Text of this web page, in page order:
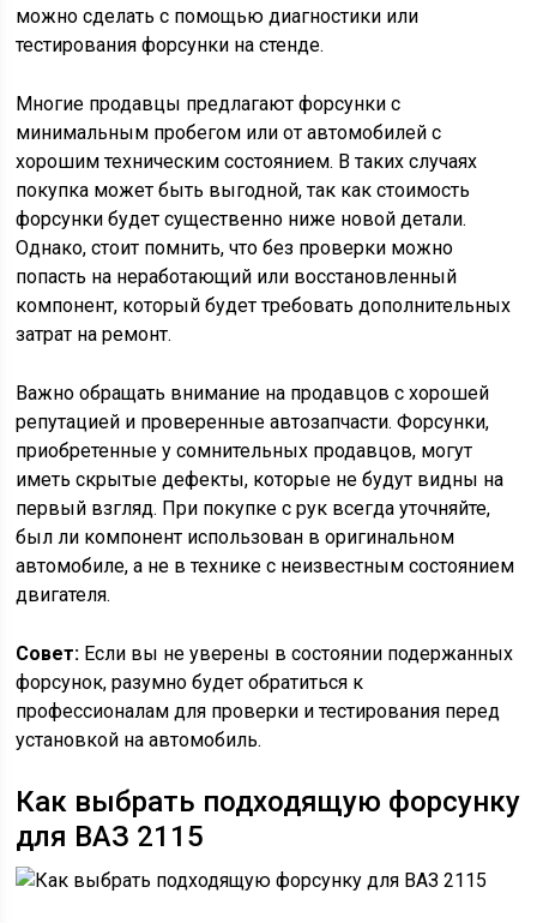
можно сделать с помощью диагностики или
тестирования форсунки на стенде.
Многие продавцы предлагают форсунки с
минимальным пробегом или от автомобилей с
хорошим техническим состоянием. В таких случаях
покупка может быть выгодной, так как стоимость
форсунки будет существенно ниже новой детали.
Однако, стоит помнить, что без проверки можно
попасть на неработающий или восстановленный
компонент, который будет требовать дополнительных
затрат на ремонт.
Важно обращать внимание на продавцов с хорошей
репутацией и проверенные автозапчасти. Форсунки,
приобретенные у сомнительных продавцов, могут
иметь скрытые дефекты, которые не будут видны на
первый взгляд. При покупке с рук всегда уточняйте,
был ли компонент использован в оригинальном
автомобиле, а не в технике с неизвестным состоянием
двигателя.
Совет: Если вы не уверены в состоянии подержанных
форсунок, разумно будет обратиться к
профессионалам для проверки и тестирования перед
установкой на автомобиль.
Как выбрать подходящую форсунку
для ВАЗ 2115